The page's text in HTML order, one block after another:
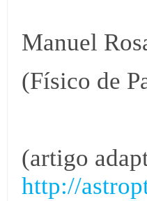
Manuel
(Físico de
(artigo
http://